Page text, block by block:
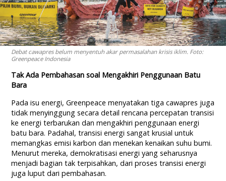
Debat cawapres belum menyentuh akar permasalahan krisis iklim. Foto:
Greenpeace Indonesia
Tak Ada Pembahasan soal Mengakhiri Penggunaan Batu
Bara
Pada isu energi, Greenpeace menyatakan tiga cawapres juga
tidak menyinggung secara detail rencana percepatan transisi
ke energi terbarukan dan mengakhiri penggunaan energi
batu bara. Padahal, transisi energi sangat krusial untuk
memangkas emisi karbon dan menekan kenaikan suhu bumi.
Menurut mereka, demokratisasi energi yang seharusnya
menjadi bagian tak terpisahkan, dari proses transisi energi
juga luput dari pembahasan.